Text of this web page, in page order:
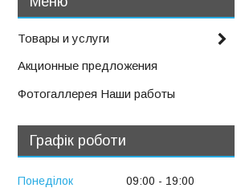
Товары и услуги
Акционные предложения
Фотогаллерея Наши работы
Графік роботи
Понеділок 09:00
19:00